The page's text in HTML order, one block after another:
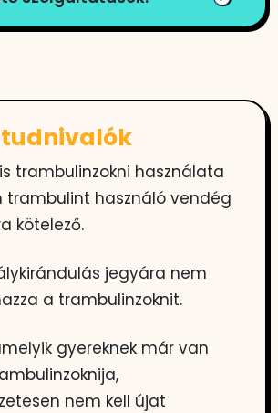
tudnivalók
trambulinzokni használata
trambulint használó vendég
kötelező.
jegyára nem
a trambulinzoknit.
gyereknek már van
nem kell újat